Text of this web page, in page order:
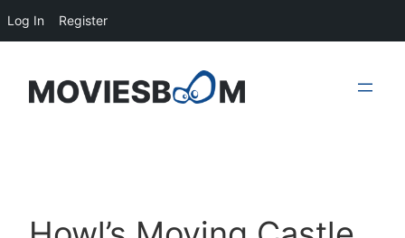
content
Log In Register